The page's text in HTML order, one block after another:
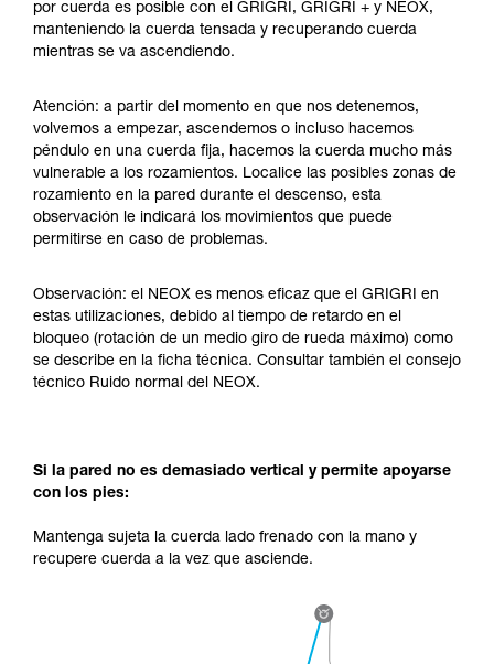
y un entrenamiento específico. Confirme a
través de un profesional su capacidad para
ejecutar estas técnicas, solo y con total
autónoma.
Damos ejemplos de técnicas relacionadas con
su actividad. Pueden existir otras que no
describimos aquí.
por cuerda es posible con el GRIGRI, GRIGRI + y NEOX,
manteniendo la cuerda tensada y recuperando cuerda
mientras se va ascendiendo.
Atención: a partir del momento en que nos detenemos,
volvemos a empezar, ascendemos o incluso hacemos
péndulo en una cuerda fija, hacemos la cuerda mucho más
vulnerable a los rozamientos. Localice las posibles zonas de
rozamiento en la pared durante el descenso, esta
observación le indicará los movimientos que puede
permitirse en caso de problemas.
Observación: el NEOX es menos eficaz que el GRIGRI en
estas utilizaciones, debido al tiempo de retardo en el
bloqueo (rotación de un medio giro de rueda máximo) como
se describe en la ficha técnica. Consultar también el consejo
técnico Ruido normal del NEOX.
Si la pared no es demasiado vertical y permite apoyarse
con los pies:
Mantenga sujeta la cuerda lado frenado con la mano y
recupere cuerda a la vez que asciende.